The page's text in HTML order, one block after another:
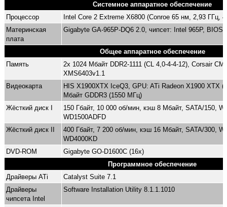
Системное аппаратное обеспечение
Процессор
Intel Core 2 Extreme X6800 (Conroe 65 нм, 2,93 ГГц,
Материнская
плата
Gigabyte GA-965P-DQ6 2.0, чипсет: Intel 965P, BIOS:
Общее аппаратное обеспечение
Память
2x 1024 Мбайт DDR2-1111 (CL 4,0-4-4-12), Corsair
XMS6403v1.1
Видеокарта
HIS X1900XTX IceQ3, GPU: ATi Radeon X1900 XTX
Мбайт GDDR3 (1550 МГц)
Жёсткий диск I
150 Гбайт, 10 000 об/мин, кэш 8 Мбайт, SATA/150,
WD1500ADFD
Жёсткий диск II
400 Гбайт, 7 200 об/мин, кэш 16 Мбайт, SATA/300,
WD4000KD
DVD-ROM
Gigabyte GO-D1600C (16x)
Программное обеспечение
Драйверы ATi
Catalyst Suite 7.1
Драйверы
чипсета Intel
Software Installation Utility 8.1.1.1010